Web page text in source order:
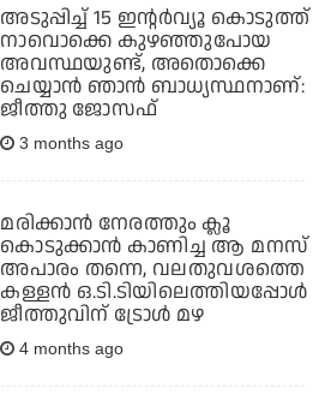
അടുപ്പിച്ച് 15 ഇന്റര്‍വ്യൂ കൊടുത്ത്
നാവൊക്കെ കുഴഞ്ഞുപോയ
അവസ്ഥയുണ്ട്, അതൊക്കെ
ചെയ്യാന്‍ ഞാന്‍ ബാധ്യസ്ഥനാണ്:
ജീത്തു ജോസഫ്
3 months ago
മരിക്കാന്‍ നേരത്തും ക്ലൂ
കൊടുക്കാന്‍ കാണിച്ച ആ മനസ്
അപാരം തന്നെ, വലതുവശത്തെ
കള്ളന്‍ ഒ.ടി.ടിയിലെത്തിയപ്പോള്‍
ജീത്തുവിന് ട്രോള്‍ മഴ
4 months ago